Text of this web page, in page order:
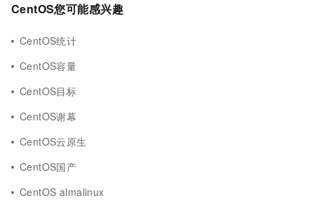
CentOS您可能感兴趣
CentOS统计
CentOS容量
CentOS目标
CentOS谢幕
CentOS云原生
CentOS国产
CentOS almalinux